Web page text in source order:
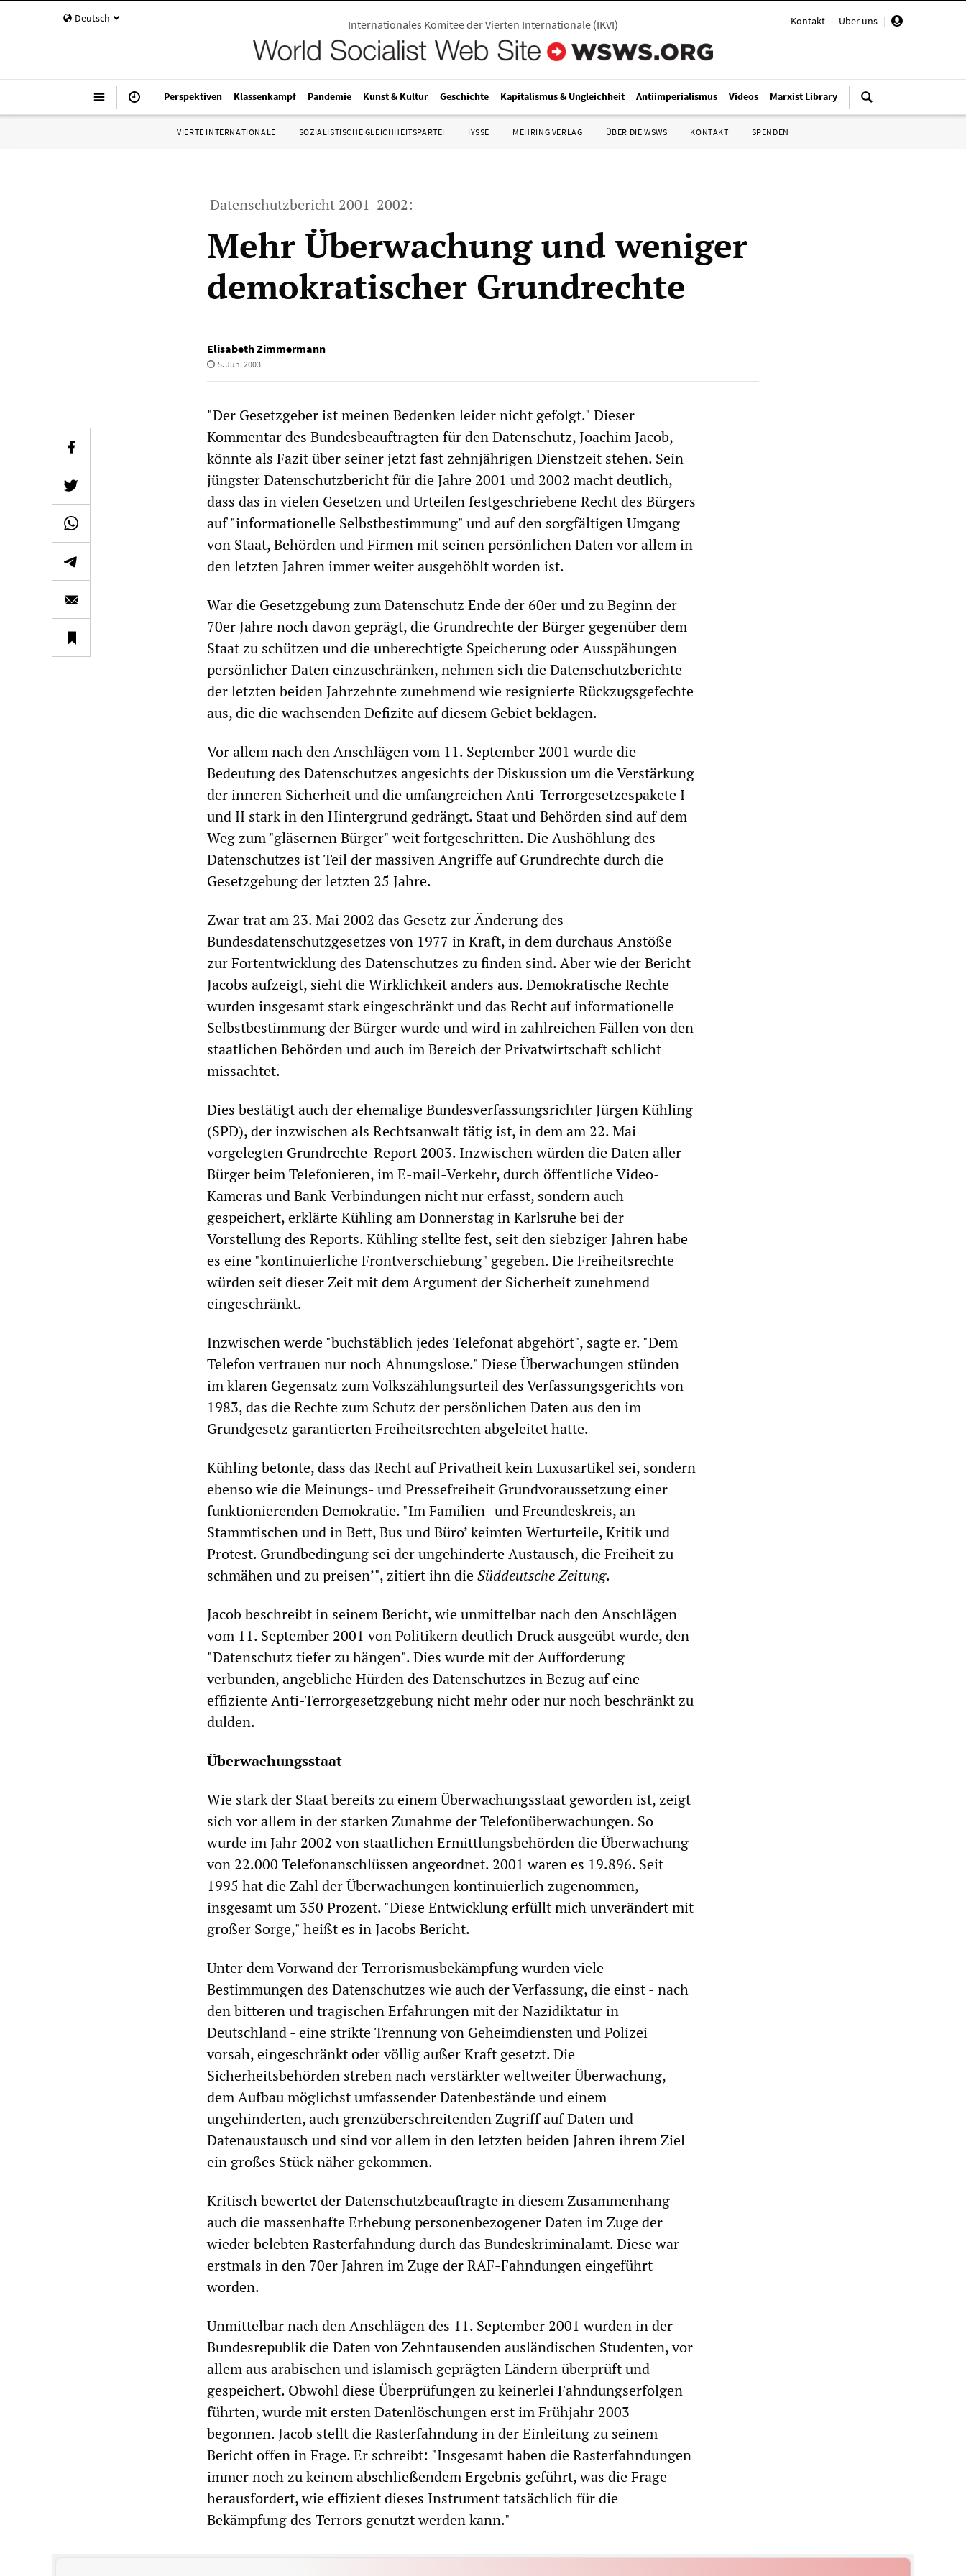
Deutsch Kontakt | Über uns |
Internationales Komitee der Vierten Internationale (IKVI)
Perspektiven Klassenkampf Pandemie Kunst & Kultur Geschichte Kapitalismus & Ungleichheit Antiimperialismus Videos Marxist Library
VIERTE INTERNATIONALE SOZIALISTISCHE GLEICHHEITSPARTEI IYSSE MEHRING VERLAG ÜBER DIE WSWS KONTAKT SPENDEN
Datenschutzbericht 2001-2002:
Mehr Überwachung und weniger
demokratischer Grundrechte
Elisabeth Zimmermann
5. Juni 2003
"Der Gesetzgeber ist meinen Bedenken leider nicht gefolgt." Dieser
Kommentar des Bundesbeauftragten für den Datenschutz, Joachim Jacob,
könnte als Fazit über seiner jetzt fast zehnjährigen Dienstzeit stehen. Sein
jüngster Datenschutzbericht für die Jahre 2001 und 2002 macht deutlich,
dass das in vielen Gesetzen und Urteilen festgeschriebene Recht des Bürgers
auf "informationelle Selbstbestimmung" und auf den sorgfältigen Umgang
von Staat, Behörden und Firmen mit seinen persönlichen Daten vor allem in
den letzten Jahren immer weiter ausgehöhlt worden ist.
War die Gesetzgebung zum Datenschutz Ende der 60er und zu Beginn der
70er Jahre noch davon geprägt, die Grundrechte der Bürger gegenüber dem
Staat zu schützen und die unberechtigte Speicherung oder Ausspähungen
persönlicher Daten einzuschränken, nehmen sich die Datenschutzberichte
der letzten beiden Jahrzehnte zunehmend wie resignierte Rückzugsgefechte
aus, die die wachsenden Defizite auf diesem Gebiet beklagen.
Vor allem nach den Anschlägen vom 11. September 2001 wurde die
Bedeutung des Datenschutzes angesichts der Diskussion um die Verstärkung
der inneren Sicherheit und die umfangreichen Anti-Terrorgesetzespakete I
und II stark in den Hintergrund gedrängt. Staat und Behörden sind auf dem
Weg zum "gläsernen Bürger" weit fortgeschritten. Die Aushöhlung des
Datenschutzes ist Teil der massiven Angriffe auf Grundrechte durch die
Gesetzgebung der letzten 25 Jahre.
Zwar trat am 23. Mai 2002 das Gesetz zur Änderung des
Bundesdatenschutzgesetzes von 1977 in Kraft, in dem durchaus Anstöße
zur Fortentwicklung des Datenschutzes zu finden sind. Aber wie der Bericht
Jacobs aufzeigt, sieht die Wirklichkeit anders aus. Demokratische Rechte
wurden insgesamt stark eingeschränkt und das Recht auf informationelle
Selbstbestimmung der Bürger wurde und wird in zahlreichen Fällen von den
staatlichen Behörden und auch im Bereich der Privatwirtschaft schlicht
missachtet.
Dies bestätigt auch der ehemalige Bundesverfassungsrichter Jürgen Kühling
(SPD), der inzwischen als Rechtsanwalt tätig ist, in dem am 22. Mai
vorgelegten Grundrechte-Report 2003. Inzwischen würden die Daten aller
Bürger beim Telefonieren, im E-mail-Verkehr, durch öffentliche Video-
Kameras und Bank-Verbindungen nicht nur erfasst, sondern auch
gespeichert, erklärte Kühling am Donnerstag in Karlsruhe bei der
Vorstellung des Reports. Kühling stellte fest, seit den siebziger Jahren habe
es eine "kontinuierliche Frontverschiebung" gegeben. Die Freiheitsrechte
würden seit dieser Zeit mit dem Argument der Sicherheit zunehmend
eingeschränkt.
Inzwischen werde "buchstäblich jedes Telefonat abgehört", sagte er. "Dem
Telefon vertrauen nur noch Ahnungslose." Diese Überwachungen stünden
im klaren Gegensatz zum Volkszählungsurteil des Verfassungsgerichts von
1983, das die Rechte zum Schutz der persönlichen Daten aus den im
Grundgesetz garantierten Freiheitsrechten abgeleitet hatte.
Kühling betonte, dass das Recht auf Privatheit kein Luxusartikel sei, sondern
ebenso wie die Meinungs- und Pressefreiheit Grundvoraussetzung einer
funktionierenden Demokratie. "Im Familien- und Freundeskreis, an
Stammtischen und in Bett, Bus und Büro’ keimten Werturteile, Kritik und
Protest. Grundbedingung sei der ungehinderte Austausch, die Freiheit zu
schmähen und zu preisen’", zitiert ihn dieSüddeutsche Zeitung.
Jacob beschreibt in seinem Bericht, wie unmittelbar nach den Anschlägen
vom 11. September 2001 von Politikern deutlich Druck ausgeübt wurde, den
"Datenschutz tiefer zu hängen". Dies wurde mit der Aufforderung
verbunden, angebliche Hürden des Datenschutzes in Bezug auf eine
effiziente Anti-Terrorgesetzgebung nicht mehr oder nur noch beschränkt zu
dulden.
Überwachungsstaat
Wie stark der Staat bereits zu einem Überwachungsstaat geworden ist, zeigt
sich vor allem in der starken Zunahme der Telefonüberwachungen. So
wurde im Jahr 2002 von staatlichen Ermittlungsbehörden die Überwachung
von 22.000 Telefonanschlüssen angeordnet. 2001 waren es 19.896. Seit
1995 hat die Zahl der Überwachungen kontinuierlich zugenommen,
insgesamt um 350 Prozent. "Diese Entwicklung erfüllt mich unverändert mit
großer Sorge," heißt es in Jacobs Bericht.
Unter dem Vorwand der Terrorismusbekämpfung wurden viele
Bestimmungen des Datenschutzes wie auch der Verfassung, die einst - nach
den bitteren und tragischen Erfahrungen mit der Nazidiktatur in
Deutschland - eine strikte Trennung von Geheimdiensten und Polizei
vorsah, eingeschränkt oder völlig außer Kraft gesetzt. Die
Sicherheitsbehörden streben nach verstärkter weltweiter Überwachung,
dem Aufbau möglichst umfassender Datenbestände und einem
ungehinderten, auch grenzüberschreitenden Zugriff auf Daten und
Datenaustausch und sind vor allem in den letzten beiden Jahren ihrem Ziel
ein großes Stück näher gekommen.
Kritisch bewertet der Datenschutzbeauftragte in diesem Zusammenhang
auch die massenhafte Erhebung personenbezogener Daten im Zuge der
wieder belebten Rasterfahndung durch das Bundeskriminalamt. Diese war
erstmals in den 70er Jahren im Zuge der RAF-Fahndungen eingeführt
worden.
Unmittelbar nach den Anschlägen des 11. September 2001 wurden in der
Bundesrepublik die Daten von Zehntausenden ausländischen Studenten, vor
allem aus arabischen und islamisch geprägten Ländern überprüft und
gespeichert. Obwohl diese Überprüfungen zu keinerlei Fahndungserfolgen
führten, wurde mit ersten Datenlöschungen erst im Frühjahr 2003
begonnen. Jacob stellt die Rasterfahndung in der Einleitung zu seinem
Bericht offen in Frage. Er schreibt: "Insgesamt haben die Rasterfahndungen
immer noch zu keinem abschließendem Ergebnis geführt, was die Frage
herausfordert, wie effizient dieses Instrument tatsächlich für die
Bekämpfung des Terrors genutzt werden kann."